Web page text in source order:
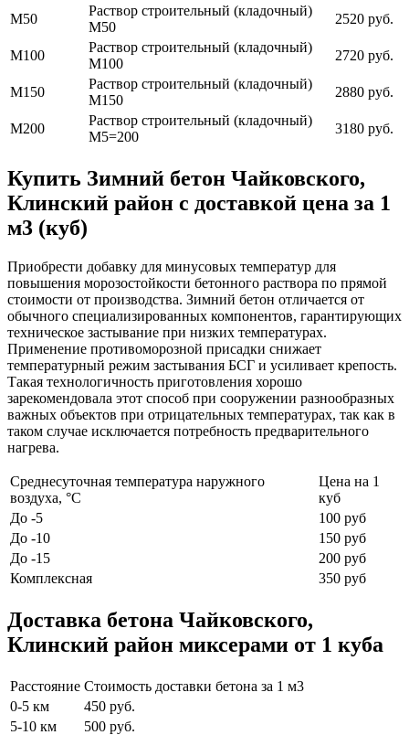
М50
Раствор строительный (кладочный)
М50
2520 руб.
М100
Раствор строительный (кладочный)
М100
2720 руб.
М150
Раствор строительный (кладочный)
М150
2880 руб.
М200
Раствор строительный (кладочный)
М5=200
3180 руб.
Купить Зимний бетон Чайковского,
Клинский район с доставкой цена за 1
м3 (куб)
Приобрести добавку для минусовых температур для
повышения морозостойкости бетонного раствора по прямой
стоимости от производства. Зимний бетон отличается от
обычного специализированных компонентов, гарантирующих
техническое застывание при низких температурах.
Применение противоморозной присадки снижает
температурный режим застывания БСГ и усиливает крепость.
Такая технологичность приготовления хорошо
зарекомендовала этот способ при сооружении разнообразных
важных объектов при отрицательных температурах, так как в
таком случае исключается потребность предварительного
нагрева.
Среднесуточная температура наружного
воздуха, °C
Цена на 1
куб
До -5
100 руб
До -10
150 руб
До -15
200 руб
Комплексная
350 руб
Доставка бетона Чайковского,
Клинский район миксерами от 1 куба
Расстояние Стоимость доставки бетона за 1 м3
0-5 км
450 руб.
5-10 км
500 руб.